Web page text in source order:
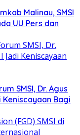
Malinau, SMSI
UU Pers dan
SMSI, Dr. Agus
Keniscayaan Bagi